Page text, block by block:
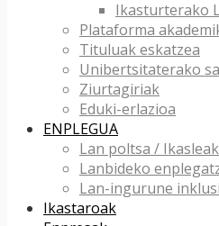
Ikasturterako
Plataforma
Tituluak eskatzea
Unibertsitaterako
Ziurtagiriak
Eduki-erlazioa
ENPLEGUA
Lan poltsa / Ikasleak
Lanbideko
Lan-ingurune
Ikastaroak